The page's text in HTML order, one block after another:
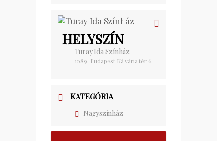
HELYSZÍN
Turay Ida Színház
1089. Budapest Kálvária tér 6.
KATEGÓRIA
Nagyszínház